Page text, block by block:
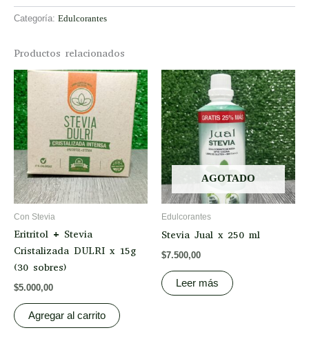
Categoría: Edulcorantes
Productos relacionados
Con Stevia
Eritritol + Stevia
Cristalizada DULRI x 15g
(30 sobres)
$5.000,00
Agregar al carrito
AGOTADO
Edulcorantes
Stevia Jual x 250 ml
$7.500,00
Leer más